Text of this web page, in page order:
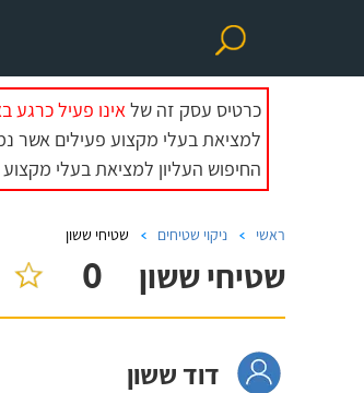
כרטיס עסק זה שלאינו פעיל כרגע
למציאת בעלי מקצוע פעילים אשר
החיפוש העליון למציאת בעלי
ראשי ניקוי שטיחים שטיחי ששון
שטיחי ששון 0
דוד ששון